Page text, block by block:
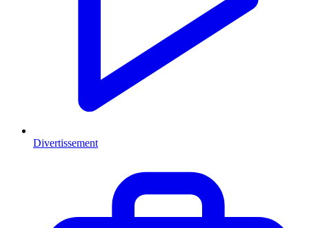
Divertissement